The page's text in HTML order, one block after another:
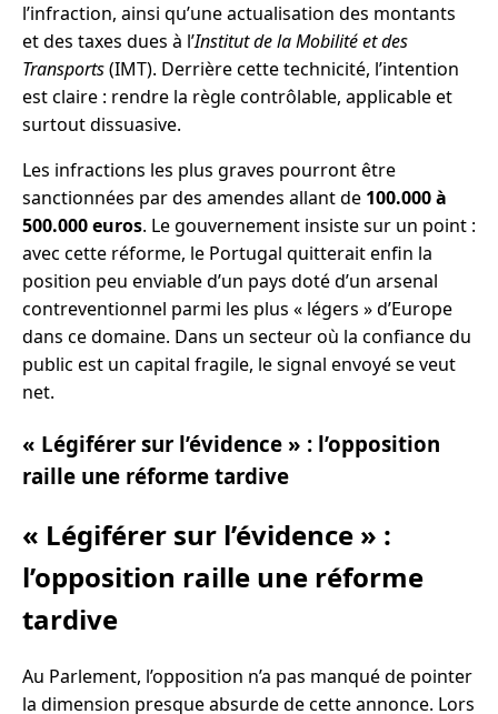
l’infraction, ainsi qu’une actualisation des montants
et des taxes dues à l’Institut de la Mobilité et des
Transports(IMT). Derrière cette technicité, l’intention
est claire : rendre la règle contrôlable, applicable et
surtout dissuasive.
Les infractions les plus graves pourront être
sanctionnées par des amendes allant de 100.000 à
500.000 euros. Le gouvernement insiste sur un point :
avec cette réforme, le Portugal quitterait enfin la
position peu enviable d’un pays doté d’un arsenal
contreven­tionnel parmi les plus « légers » d’Europe
dans ce domaine. Dans un secteur où la confiance du
public est un capital fragile, le signal envoyé se veut
net.
« Légiférer sur l’évidence » : l’opposition
raille une réforme tardive
« Légiférer sur l’évidence » :
l’opposition raille une réforme
tardive
Au Parlement, l’opposition n’a pas manqué de pointer
la dimension presque absurde de cette annonce. Lors